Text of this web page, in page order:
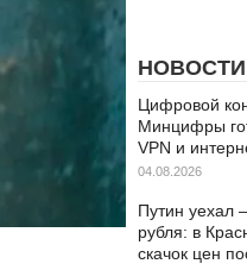
НОВОСТИ
Цифровой
Минцифры
VPN и
04.08.2026
Путин уехал
рубля: в
скачок цен